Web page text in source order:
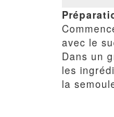
avec le
Dans un
les
la